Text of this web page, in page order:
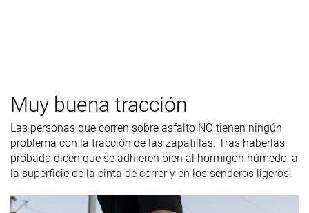
Muy buena tracción
Las personas que corren sobre asfalto NO tienen ningún
problema con la tracción de las zapatillas. Tras haberlas
probado dicen que se adhieren bien al hormigón húmedo, a
la superficie de la cinta de correr y en los senderos ligeros.